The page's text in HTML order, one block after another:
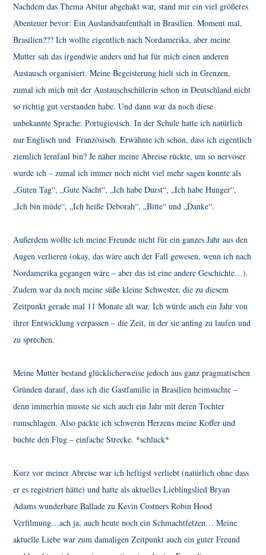
Nachdem das Thema Abitur abgehakt war, stand mir ein viel größeres
Abenteuer bevor: Ein Auslandsaufenthalt in Brasilien. Moment mal,
Brasilien??? Ich wollte eigentlich nach Nordamerika, aber meine
Mutter sah das irgendwie anders und hat für mich einen anderen
Austausch organisiert. Meine Begeisterung hielt sich in Grenzen,
zumal ich mich mit der Austauschschülerin schon in Deutschland nicht
so richtig gut verstanden habe. Und dann war da noch diese
unbekannte Sprache: Portugiesisch. In der Schule hatte ich natürlich
nur Englisch und Französisch. Erwähnte ich schon, dass ich eigentlich
ziemlich lernfaul bin? Je näher meine Abreise rückte, um so nervöser
wurde ich – zumal ich immer noch nicht viel mehr sagen konnte als
„Guten Tag“, „Gute Nacht“, „Ich habe Durst“, „Ich habe Hunger“,
„Ich bin müde“, „Ich heiße Deborah“, „Bitte“ und „Danke“.
Außerdem wollte ich meine Freunde nicht für ein ganzes Jahr aus den
Augen verlieren (okay, das wäre auch der Fall gewesen, wenn ich nach
Nordamerika gegangen wäre – aber das ist eine andere Geschichte…).
Zudem war da noch meine süße kleine Schwester, die zu diesem
Zeitpunkt gerade mal 11 Monate alt war. Ich würde auch ein Jahr von
ihrer Entwicklung verpassen – die Zeit, in der sie anfing zu laufen und
zu sprechen.
Meine Mutter bestand glücklicherweise jedoch aus ganz pragmatischen
Gründen darauf, dass ich die Gastfamilie in Brasilien heimsuchte –
denn immerhin musste sie sich auch ein Jahr mit deren Tochter
rumschlagen. Also packte ich schweren Herzens meine Koffer und
buchte den Flug – einfache Strecke. *schluck*
Kurz vor meiner Abreise war ich heftigst verliebt (natürlich ohne dass
er es registriert hätte) und hatte als aktuelles Lieblingslied Bryan
Adams wunderbare Ballade zu Kevin Costners Robin Hood
Verfilmung…ach ja, auch heute noch ein Schmachtfetzen… Meine
aktuelle Liebe war zum damaligen Zeitpunkt auch ein guter Freund